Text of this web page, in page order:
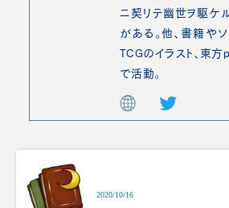
ニ契リテ幽世ヲ駆ケル
がある。他、書籍や
TCGのイラスト、東
で活動。
2020/10/16